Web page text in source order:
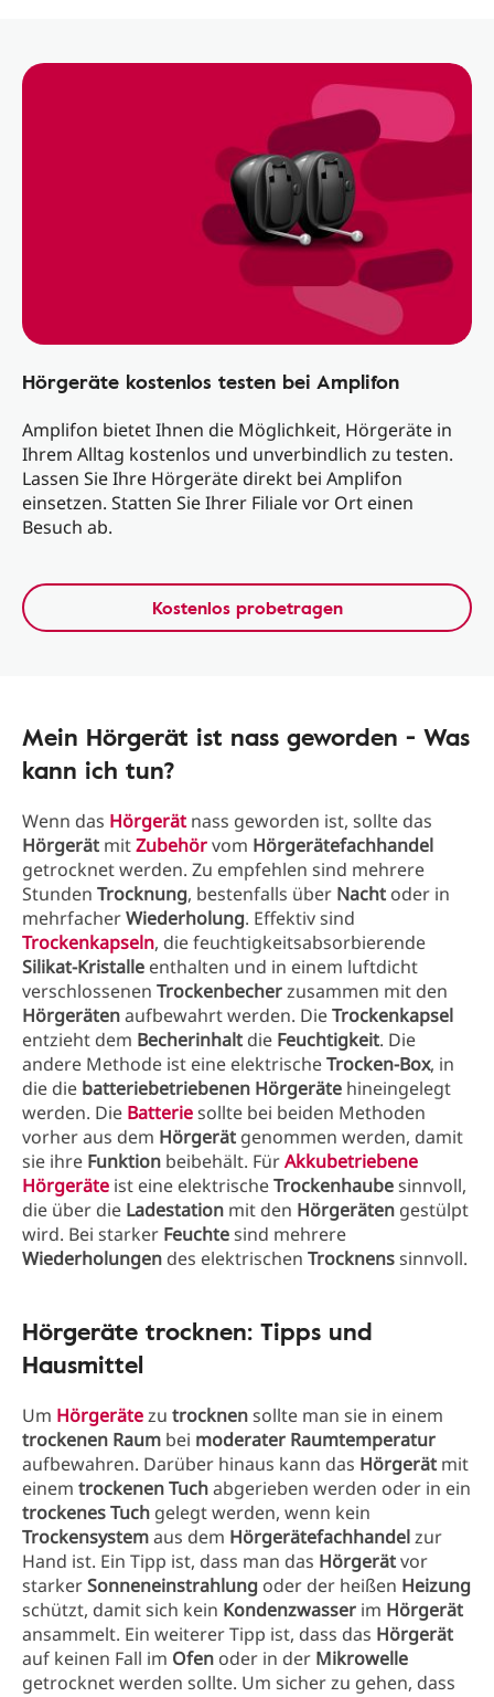
Hörgeräte kostenlos testen bei Amplifon
Amplifon bietet Ihnen die Möglichkeit, Hörgeräte in
Ihrem Alltag kostenlos und unverbindlich zu testen.
Lassen Sie Ihre Hörgeräte direkt bei Amplifon
einsetzen. Statten Sie Ihrer Filiale vor Ort einen
Besuch ab.
Kostenlos probetragen
Mein Hörgerät ist nass geworden - Was
kann ich tun?
Wenn das Hörgerät nass geworden ist, sollte das
Hörgerät mitZubehörvom Hörgerätefachhandel
getrocknet werden. Zu empfehlen sind mehrere
Stunden Trocknung, bestenfalls über Nacht oder in
mehrfacherWiederholung. Effektiv sind
Trockenkapseln, die feuchtigkeitsabsorbierende
Silikat-Kristalle enthalten und in einem luftdicht
verschlossenen Trockenbecherzusammen mit den
Hörgerätenaufbewahrt werden. DieTrockenkapsel
entzieht dem Becherinhalt die Feuchtigkeit. Die
andere Methode ist eine elektrischeTrocken-Box, in
die die batteriebetriebenen Hörgeräte hineingelegt
werden. Die Batteriesollte bei beiden Methoden
vorher aus dem Hörgerät genommen werden, damit
sie ihre Funktion beibehält. FürAkkubetriebene
Hörgeräte ist eine elektrischeTrockenhaubesinnvoll,
die über die Ladestation mit den Hörgeräten gestülpt
wird. Bei starker Feuchtesind mehrere
Wiederholungen des elektrischen Trocknenssinnvoll.
Hörgeräte trocknen: Tipps und
Hausmittel
Um Hörgerätezu trocknensollte man sie in einem
trockenen Raum bei moderater Raumtemperatur
aufbewahren. Darüber hinaus kann das Hörgerät mit
einem trockenen Tuchabgerieben werden oder in ein
trockenes Tuch gelegt werden, wenn kein
Trockensystemaus dem Hörgerätefachhandelzur
Hand ist. Ein Tipp ist, dass man das Hörgerätvor
starkerSonneneinstrahlung oder der heißen Heizung
schützt, damit sich kein Kondenzwasser im Hörgerät
ansammelt. Ein weiterer Tipp ist, dass das Hörgerät
auf keinen Fall im Ofen oder in der Mikrowelle
getrocknet werden sollte. Um sicher zu gehen, dass